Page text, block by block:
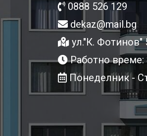
0888 526 129
dekaz@mail.bg
ул."К. Фотинов"
Работно време:
Понеделник -